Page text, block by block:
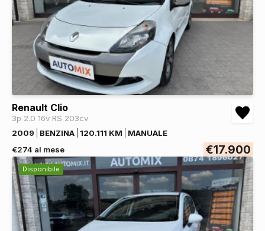
Renault Clio
3p 2.0 16v RS 203cv
2009
BENZINA 120.111 KM
MANUALE
€274 al mese
€17.900
Disponibile